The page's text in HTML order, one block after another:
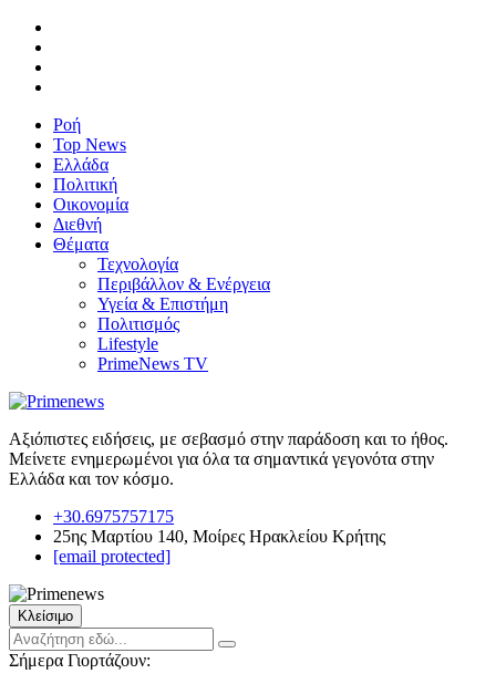
Ροή
Top News
Ελλάδα
Πολιτική
Οικονομία
Διεθνή
Θέματα
Τεχνολογία
Περιβάλλον & Ενέργεια
Υγεία & Επιστήμη
Πολιτισμός
Lifestyle
PrimeNews TV
Αξιόπιστες ειδήσεις, με σεβασμό στην παράδοση και το ήθος.
Μείνετε ενημερωμένοι για όλα τα σημαντικά γεγονότα στην
Ελλάδα και τον κόσμο.
+30.6975757175
25ης Μαρτίου 140, Μοίρες Ηρακλείου Κρήτης
[email protected]
Κλείσιμο
Σήμερα Γιορτάζουν: